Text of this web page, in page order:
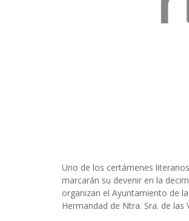
Uno de los certámenes
marcarán su devenir en la
organizan el Ayuntamiento de
Hermandad de Ntra. Sra. de las